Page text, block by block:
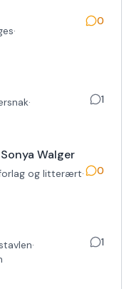
·
0
·
1
Walger
og litterært·
0
·
1